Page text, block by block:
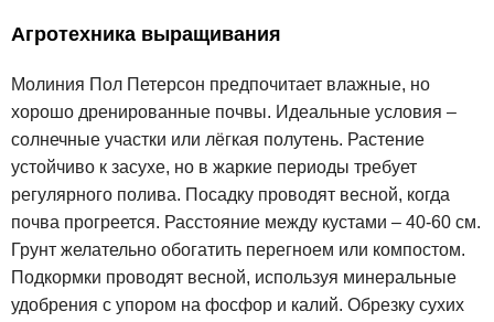
Агротехника выращивания
Молиния Пол Петерсон предпочитает влажные, но
хорошо дренированные почвы. Идеальные условия –
солнечные участки или лёгкая полутень. Растение
устойчиво к засухе, но в жаркие периоды требует
регулярного полива. Посадку проводят весной, когда
почва прогреется. Расстояние между кустами – 40-60 см.
Грунт желательно обогатить перегноем или компостом.
Подкормки проводят весной, используя минеральные
удобрения с упором на фосфор и калий. Обрезку сухих